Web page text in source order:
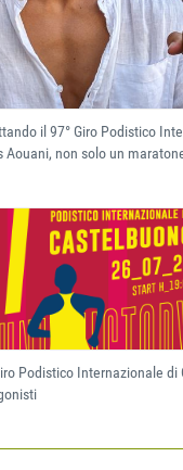
il 97° Giro Podistico
Aouani, non solo un
Podistico Internazionale di